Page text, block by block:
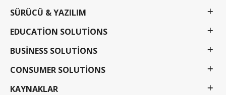
SÜRÜCÜ & YAZILIM
EDUCATION SOLUTIONS
BUSINESS SOLUTIONS
CONSUMER SOLUTIONS
KAYNAKLAR